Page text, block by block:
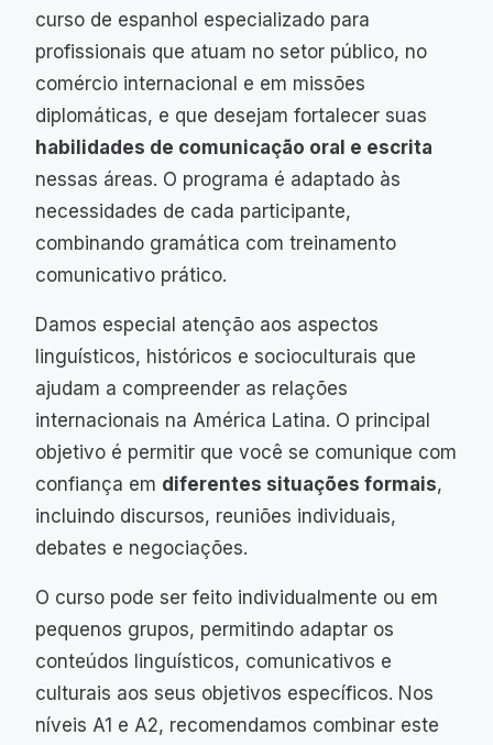
curso de espanhol especializado para
profissionais que atuam no setor público, no
comércio internacional e em missões
diplomáticas, e que desejam fortalecer suas
habilidades de comunicação oral e escrita
nessas áreas. O programa é adaptado às
necessidades de cada participante,
combinando gramática com treinamento
comunicativo prático.
Damos especial atenção aos aspectos
linguísticos, históricos e socioculturais que
ajudam a compreender as relações
internacionais na América Latina. O principal
objetivo é permitir que você se comunique com
confiança em diferentes situações formais,
incluindo discursos, reuniões individuais,
debates e negociações.
O curso pode ser feito individualmente ou em
pequenos grupos, permitindo adaptar os
conteúdos linguísticos, comunicativos e
culturais aos seus objetivos específicos. Nos
níveis A1 e A2, recomendamos combinar este